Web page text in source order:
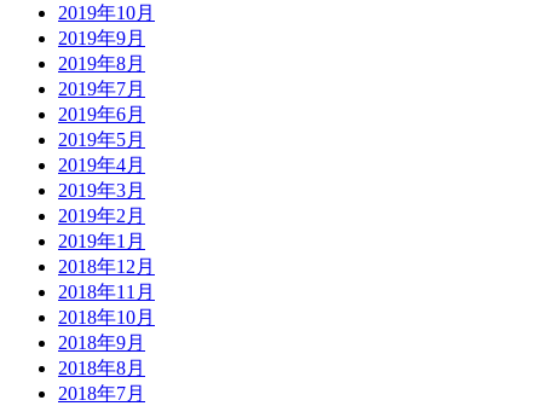
2019年10月
2019年9月
2019年8月
2019年7月
2019年6月
2019年5月
2019年4月
2019年3月
2019年2月
2019年1月
2018年12月
2018年11月
2018年10月
2018年9月
2018年8月
2018年7月